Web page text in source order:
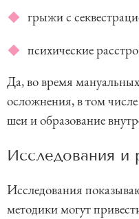
грыжи с
психические
Да, во время
осложнения, в том
шеи и образование
Исследования и
Исследования
методики могут